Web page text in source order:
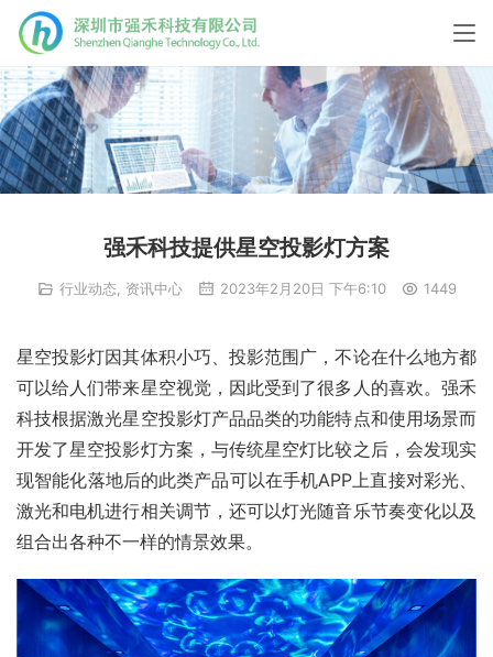
强禾科技提供星空投影灯方案
行业动态 资讯中心 2023年2月20日 下午6:10 1449
星空投影灯因其体积小巧、投影范围广，不论在什么地方都
可以给人们带来星空视觉，因此受到了很多人的喜欢。强禾
科技根据激光星空投影灯产品品类的功能特点和使用场景而
开发了星空投影灯方案，与传统星空灯比较之后，会发现实
现智能化落地后的此类产品可以在手机APP上直接对彩光、
激光和电机进行相关调节，还可以灯光随音乐节奏变化以及
组合出各种不一样的情景效果。